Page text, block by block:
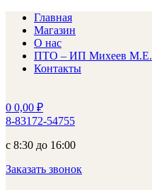
Главная
Магазин
О нас
ПТО – ИП Михеев М.Е.
Контакты
0 0,00 ₽
8-83172-54755
с 8:30 до 16:00
Заказать звонок